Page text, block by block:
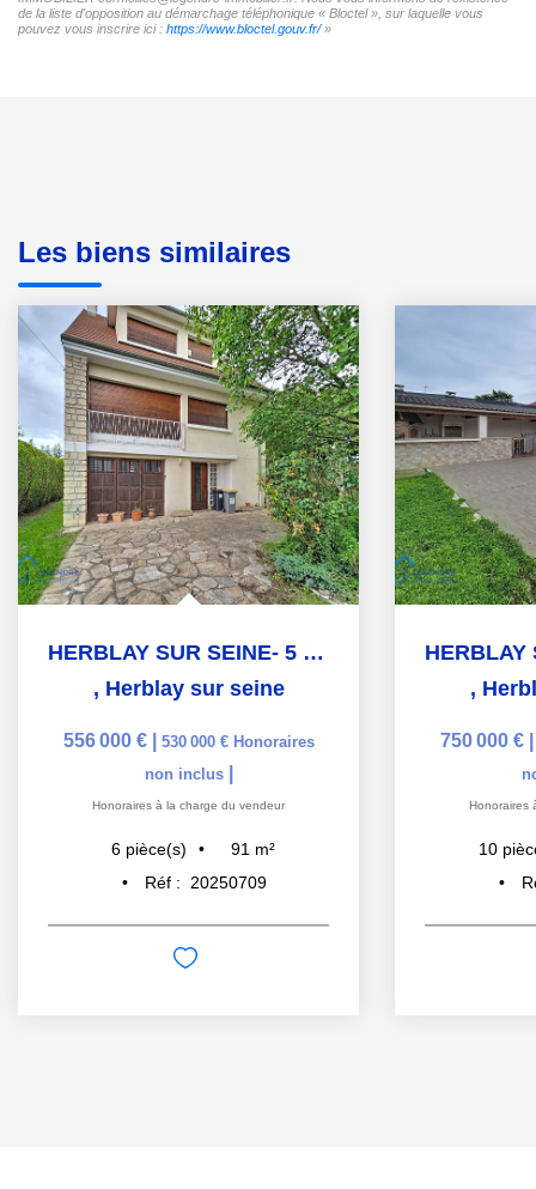
de la liste d'opposition au démarchage téléphonique « Bloctel », sur laquelle vous
pouvez vous inscrire ici : https://www.bloctel.gouv.fr/»
Les biens similaires
HERBLAY SUR SEINE- 5 MINUTES GARE & CENTRE
, Herblay sur seine
556 000 € 530 000 € Honoraires
non inclus
Honoraires à la charge du vendeur
6 pièce(s) 91 m²
Réf :
20250709
,
750 000 €
Honoraires
10